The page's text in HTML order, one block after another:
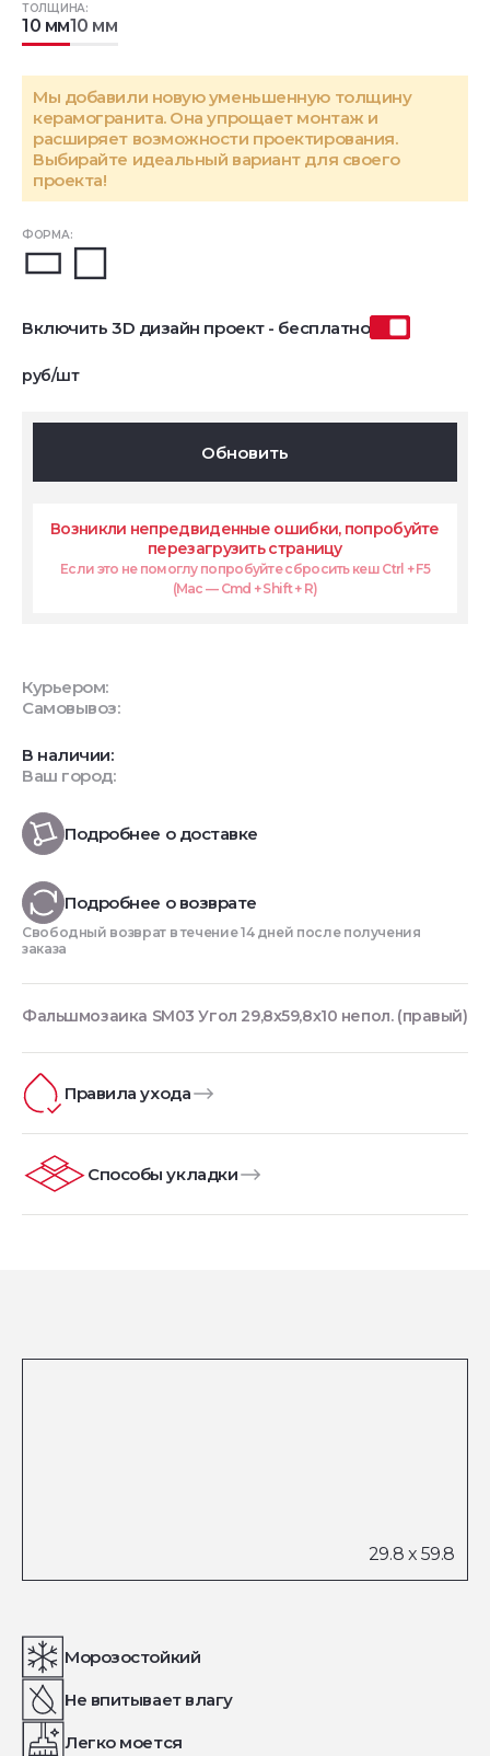
ФОРМА:
ТОЛЩИНА:
10 мм10 мм
Мы добавили новую уменьшенную толщину
керамогранита. Она упрощает монтаж и
расширяет возможности проектирования.
Выбирайте идеальный вариант для своего
проекта!
Включить 3D дизайн проект - бесплатно
руб/шт
Обновить
Возникли непредвиденные ошибки, попробуйте
перезагрузить страницу
Если это не помоглу попробуйте сбросить кеш Ctrl + F5
(Mac — Cmd + Shift + R)
Курьером:
Самовывоз:
В наличии:
Ваш город:
Подробнее о доставке
Подробнее о возврате
Свободный возврат в течение 14 дней после получения
заказа
Фальшмозаика SM03 Угол 29,8x59,8x10 непол. (правый)
Правила ухода
Способы укладки
Морозостойкий
Не впитывает влагу
Легко моется